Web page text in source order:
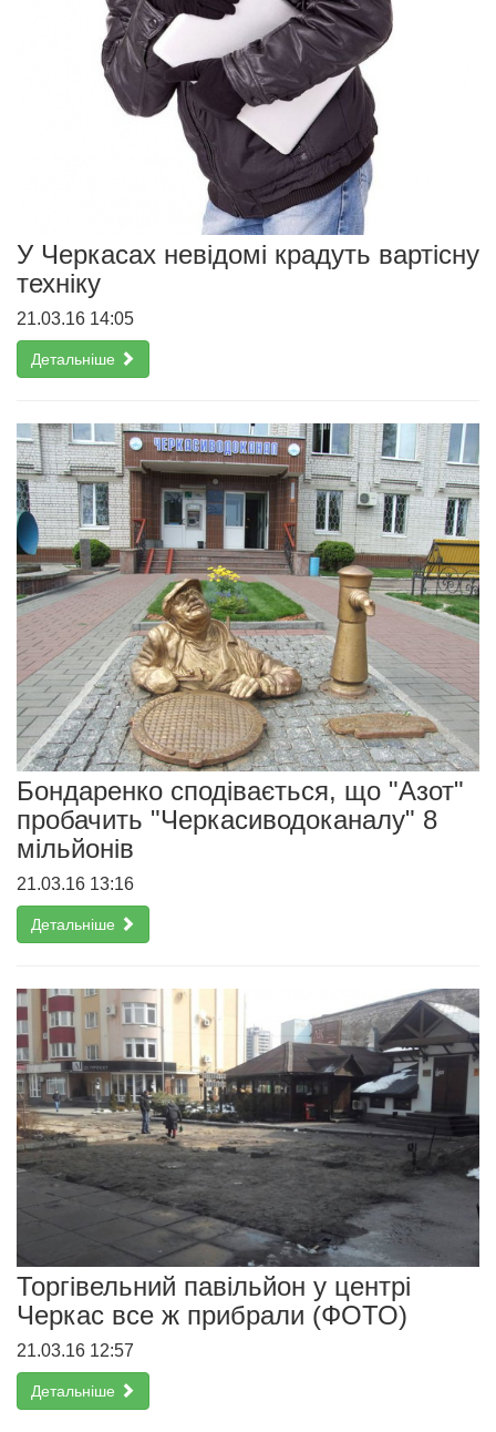
У Черкасах невідомі крадуть вартісну
техніку
21.03.16 14:05
Детальніше
Бондаренко сподівається, що "Азот"
пробачить "Черкасиводоканалу" 8
мільйонів
21.03.16 13:16
Детальніше
Торгівельний павільйон у центрі
Черкас все ж прибрали (ФОТО)
21.03.16 12:57
Детальніше